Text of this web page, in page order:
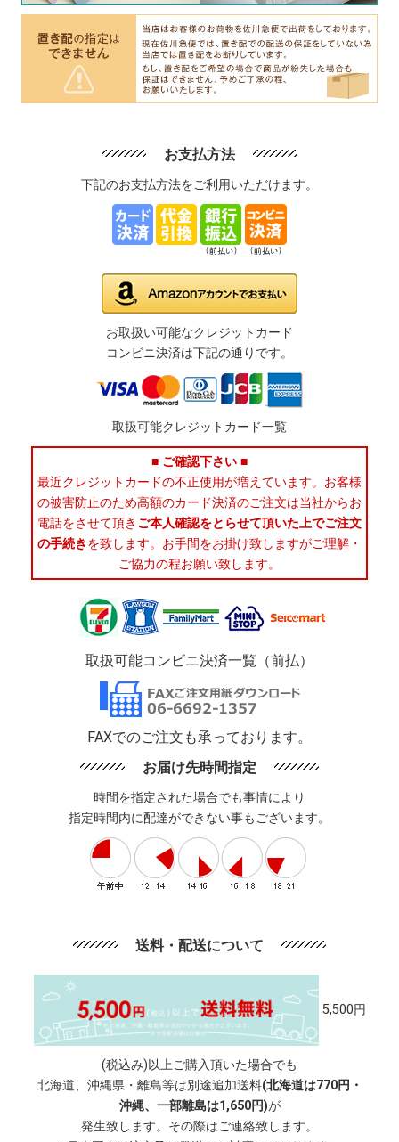
お支払方法
下記のお支払方法をご利用いただけます。
お取扱い可能なクレジットカード
コンビニ決済は下記の通りです。
取扱可能クレジットカード一覧
■ ご確認下さい ■
最近クレジットカードの不正使用が増えています。お客様
の被害防止のため高額のカード決済のご注文は当社からお
電話をさせて頂き ご本人確認をとらせて頂いた上でご注文
の手続きを致します。お手間をお掛け致しますがご理解・
ご協力の程お願い致します。
取扱可能コンビニ決済一覧（前払）
FAXでのご注文も承っております。
お届け先時間指定
時間を指定された場合でも事情により
指定時間内に配達ができない事もございます。
送料・配送について
5,500円
(税込み)以上ご購入頂いた場合でも
北海道、沖縄県・離島等は別途追加送料(北海道は770円・
沖縄、一部離島は1,650円)が
発生致します。その際はご連絡致します。